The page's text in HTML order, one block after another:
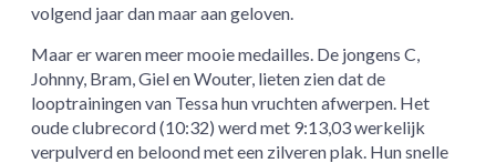
volgend jaar dan maar aan geloven.
Maar er waren meer mooie medailles. De jongens C,
Johnny, Bram, Giel en Wouter, lieten zien dat de
looptrainingen van Tessa hun vruchten afwerpen. Het
oude clubrecord (10:32) werd met 9:13,03 werkelijk
verpulverd en beloond met een zilveren plak. Hun snelle